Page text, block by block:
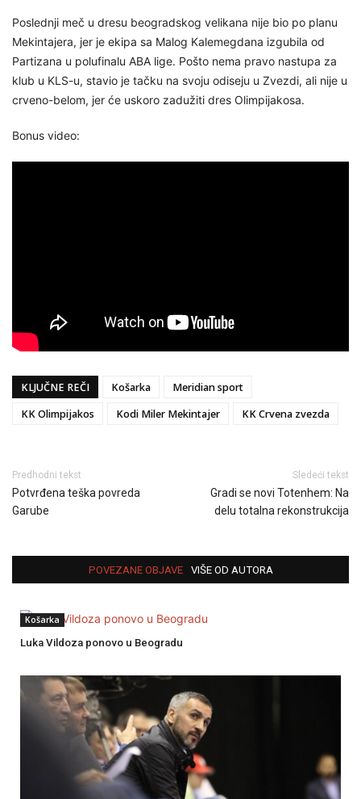
Poslednji meč u dresu beogradskog velikana nije bio po planu
Mekintajera, jer je ekipa sa Malog Kalemegdana izgubila od
Partizana u polufinalu ABA lige. Pošto nema pravo nastupa za
klub u KLS-u, stavio je tačku na svoju odiseju u Zvezdi, ali nije u
crveno-belom, jer će uskoro zadužiti dres Olimpijakosa.
Bonus video:
KLJUČNE REČI Košarka
Meridian sport
KK Olimpijakos
Kodi Miler Mekintajer KK Crvena zvezda
Predhodni tekst
Potvrđena teška povreda
Garube
Sledeći tekst
Gradi se novi Totenhem: Na
delu totalna rekonstrukcija
POVEZANE OBJAVE VIŠE OD AUTORA
Košarka
Luka Vildoza ponovo u Beogradu